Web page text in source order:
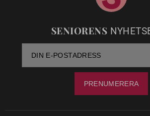
SENIORENS